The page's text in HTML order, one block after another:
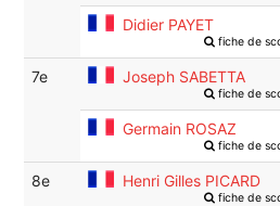
Didier PAYET
fiche de
7e Joseph SABETTA
fiche de
Germain ROSAZ
fiche de
8e Henri Gilles PICARD
fiche de